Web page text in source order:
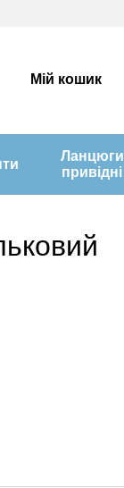
Мій кошик
Ланцюги
привідні